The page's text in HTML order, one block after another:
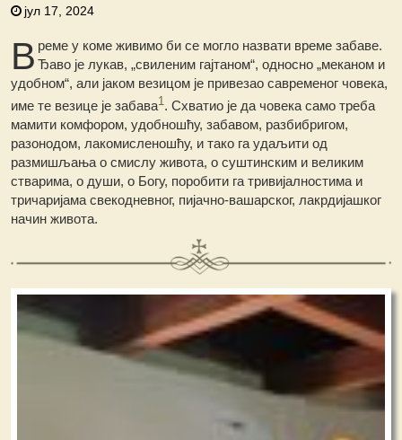
јул 17, 2024
В ремеу коме живимо би се могло назвати време забаве.
Ђаво је лукав, „свиленим гајтаном“, односно „меканом и
удобном“, али јаком везицом је привезао савременог човека,
име те везице је забава1. Схватио је да човека само треба
мамити комфором, удобношћу, забавом, разбибригом,
разонодом, лакомисленошћу, и тако га удаљити од
размишљања о смислу живота, о суштинским и великим
стварима, о души, о Богу, поробити га тривијалностима и
тричаријама свекодневног, пијачно-вашарског, лакрдијашког
начин живота.